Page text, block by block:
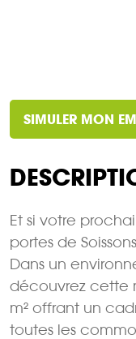
SIMULER MON
Et si votre
portes de
Dans un
découvrez cette
m² offrant un
toutes les